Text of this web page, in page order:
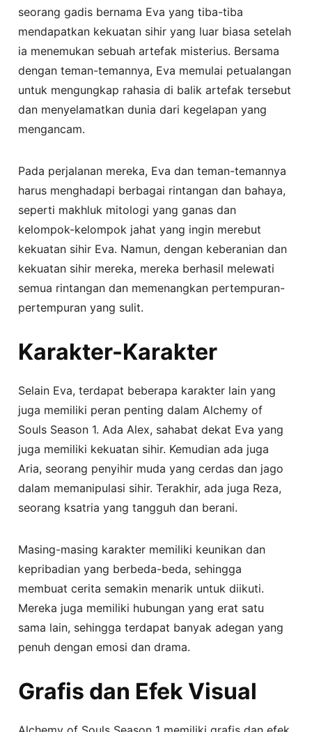
seorang gadis bernama Eva yang tiba-tiba
mendapatkan kekuatan sihir yang luar biasa setelah
ia menemukan sebuah artefak misterius. Bersama
dengan teman-temannya, Eva memulai petualangan
untuk mengungkap rahasia di balik artefak tersebut
dan menyelamatkan dunia dari kegelapan yang
mengancam.
Pada perjalanan mereka, Eva dan teman-temannya
harus menghadapi berbagai rintangan dan bahaya,
seperti makhluk mitologi yang ganas dan
kelompok-kelompok jahat yang ingin merebut
kekuatan sihir Eva. Namun, dengan keberanian dan
kekuatan sihir mereka, mereka berhasil melewati
semua rintangan dan memenangkan pertempuran-
pertempuran yang sulit.
Karakter-Karakter
Selain Eva, terdapat beberapa karakter lain yang
juga memiliki peran penting dalam Alchemy of
Souls Season 1. Ada Alex, sahabat dekat Eva yang
juga memiliki kekuatan sihir. Kemudian ada juga
Aria, seorang penyihir muda yang cerdas dan jago
dalam memanipulasi sihir. Terakhir, ada juga Reza,
seorang ksatria yang tangguh dan berani.
Masing-masing karakter memiliki keunikan dan
kepribadian yang berbeda-beda, sehingga
membuat cerita semakin menarik untuk diikuti.
Mereka juga memiliki hubungan yang erat satu
sama lain, sehingga terdapat banyak adegan yang
penuh dengan emosi dan drama.
Grafis dan Efek Visual